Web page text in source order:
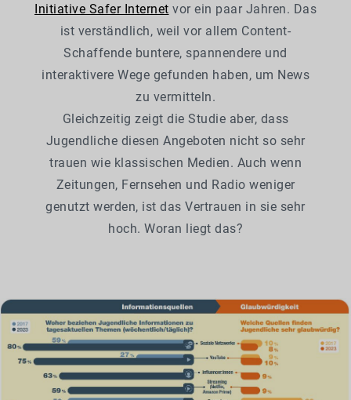
Initiative Safer Internet vor ein paar Jahren. Das
ist verständlich, weil vor allem Content-
Schaffende buntere, spannendere und
interaktivere Wege gefunden haben, um News
zu vermitteln.
Gleichzeitig zeigt die Studie aber, dass
Jugendliche diesen Angeboten nicht so sehr
trauen wie klassischen Medien. Auch wenn
Zeitungen, Fernsehen und Radio weniger
genutzt werden, ist das Vertrauen in sie sehr
hoch. Woran liegt das?